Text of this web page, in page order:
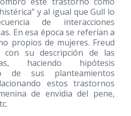
y al igual que Gull lo
de interacciones
En esa época se referían a
propios de mujeres. Freud
con su descripción de las
haciendo hipótesis
de sus planteamientos
estos trastornos
de envidia del pene,